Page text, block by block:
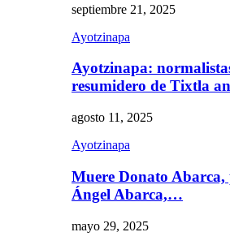
septiembre 21, 2025
Ayotzinapa
Ayotzinapa:
resumidero de Tixtla
agosto 11, 2025
Ayotzinapa
Muere Donato Abarca,
Ángel Abarca,…
mayo 29, 2025